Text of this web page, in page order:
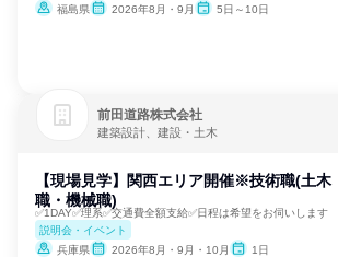
福島県
2026年8月・9月 5日～10日
前田道路株式会社
建築設計、建設・土木
【現場見学】関西エリア開催※技術職(土木
職・機械職)
✅1DAY✅理系✅交通費全額支給✅日程は希望をお伺いします
説明会・イベント
兵庫県
2026年8月・9月・10月 1日